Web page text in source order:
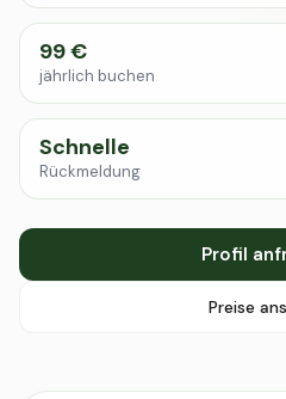
99 €
jährlich buchen
Schnelle
Rückmeldung
Profil
Preise